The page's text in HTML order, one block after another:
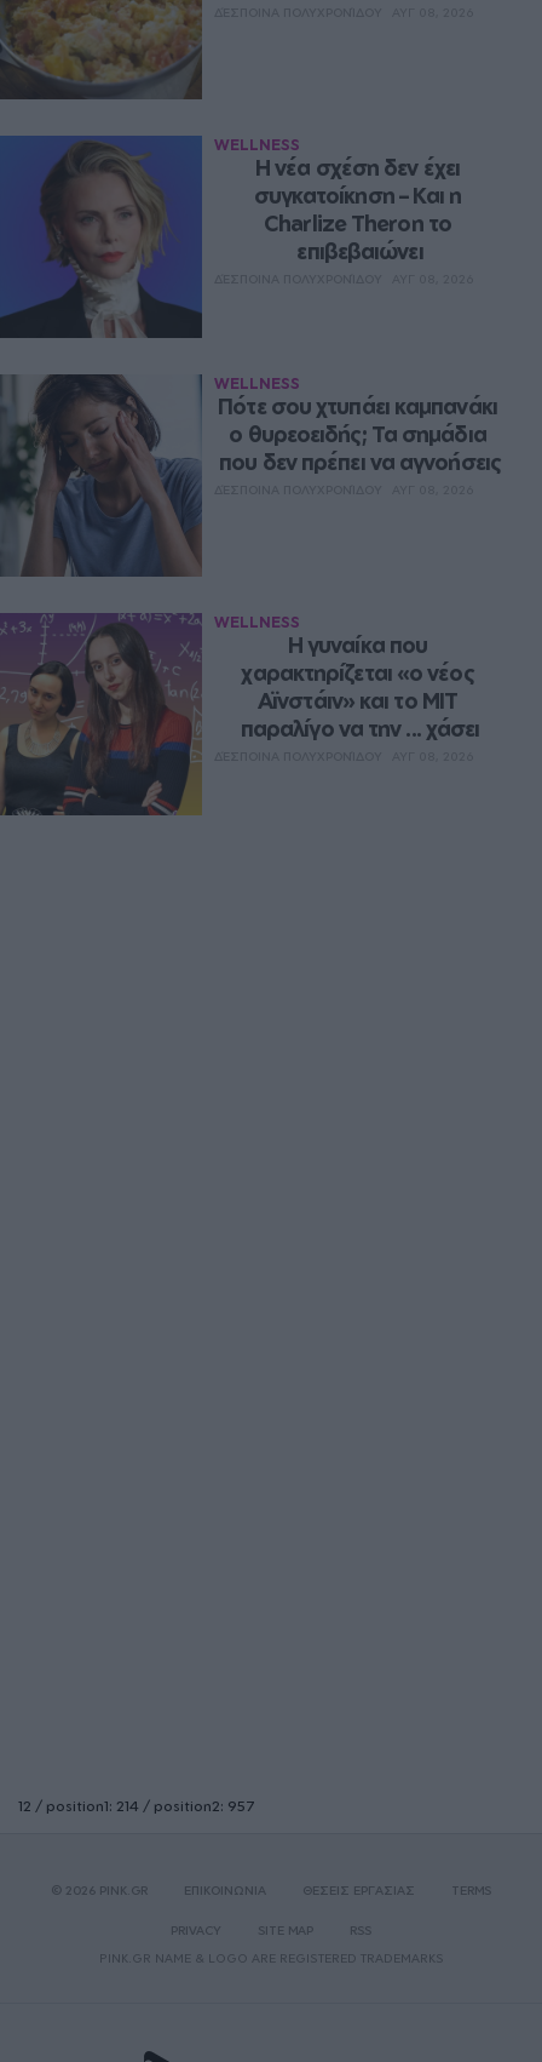
WELLNESS
Η νέα σχέση δεν έχει
συγκατοίκηση – Και η
Charlize Theron το
επιβεβαιώνει
WELLNESS
Πότε σου χτυπάει καμπανάκι
ο θυρεοειδής; Τα σημάδια
που δεν πρέπει να αγνοήσεις
WELLNESS
Η γυναίκα που
χαρακτηρίζεται «ο νέος
Αϊνστάιν» και το MIT
παραλίγο να την ... χάσει
12 / position1: 214 / position2: 957
© 2026 PINK.GR ΕΠΙΚΟΙΝΩΝΙΑ ΘΕΣΕΙΣ ΕΡΓΑΣΙΑΣ TERMS
PRIVACY SITE MAP
RSS
PINK.GR NAME & LOGO ARE REGISTERED TRADEMARKS